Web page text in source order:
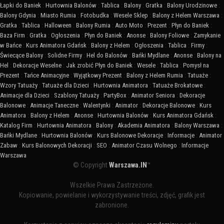
Łapki do Baniek : Hurtownia Balonów : Tablica : Balony : Gratka : Balony Urodzinowe :
Balony Gdynia : Miasto Rumia : Fotobudka : Wesele Sklep : Balony z Helem Warszawa :
Gratka : Tablica : Halloween : Balony Rumia : Auto Moto : Prezent : Płyn do Baniek :
Baza Firm : Gratka : Ogłoszenia : Płyn do Baniek : Anonse : Balony Foliowe : Zamykanie
w Bańce : Kurs Animatora Gdańsk : Balony z Helem : Ogłoszenia : Tablica : Firmy :
Świecące Balony : Solidne Firmy : Hel do Balonów : Bańki Mydlane : Anonse : Balony na
Hel : Dekoracje Weselne : Jak zrobić Płyn do Baniek : Wesele : Tablica : Pomysł na
Prezent : Tańce Animacyjne : Wyjątkowy Prezent : Balony z Helem Rumia : Tatuaże :
Wzory Tatuaży : Tatuaże dla Dzieci : Hurtownia Animatora : Tatuaże Brokatowe :
Animacje dla Dzieci : Szablony Tatuaży : PartyBox : Animator Seniora : Dekoracje
Balonowe : Animacje Taneczne : Walentynki : Animator : Dekoracje Balonowe : Kurs
Animatora : Balony z Helem : Anonse : Hurtownia Balonów : Kurs Animatora Gdańsk :
Katalog Firm : Hurtownia Animatora : Balony : Akademia Animatora : Balony Warszawa :
Bańki Mydlane : Hurtownia Balonów : Kurs Balonowe Dekoracje : Informacje : Animator
Zabaw : Kurs Balonowych Dekoracji : SEO : Animator Czasu Wolnego : Informacje
Warszawa
© CopyrightWarszawa.IN ™
Wszelkie Prawa Zastrzeżone.
Kopiowanie, powielanie i wykorzystywanie treści, zdjęć, grafik jest
zabronione.